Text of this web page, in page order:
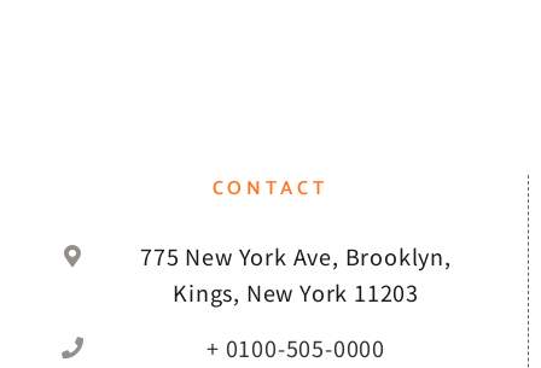
CONTACT
775 New York Ave, Brooklyn,
Kings, New York 11203
+ 0100-505-0000